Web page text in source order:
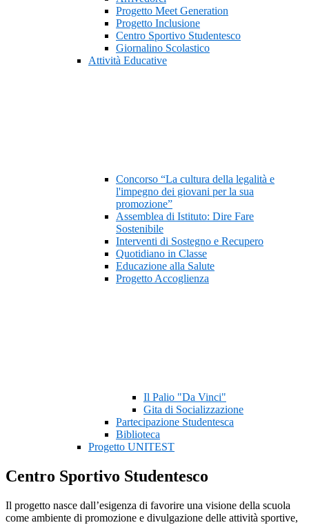
Progetto Meet Generation
Progetto Inclusione
Centro Sportivo Studentesco
Giornalino Scolastico
Attività Educative
Concorso “La cultura della legalità e
l'impegno dei giovani per la sua
promozione”
Assemblea di Istituto: Dire Fare
Sostenibile
Interventi di Sostegno e Recupero
Quotidiano in Classe
Educazione alla Salute
Progetto Accoglienza
Il Palio "Da Vinci"
Gita di Socializzazione
Partecipazione Studentesca
Biblioteca
Progetto UNITEST
Centro Sportivo Studentesco
Il progetto nasce dall’esigenza di favorire una visione della scuola
come ambiente di promozione e divulgazione delle attività sportive,